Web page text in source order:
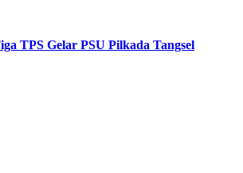
TPS Gelar PSU Pilkada Tangsel